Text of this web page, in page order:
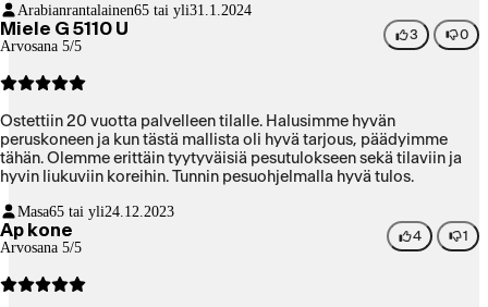
pesutulos on kaikkein paras. Lisäilo oli, kun koneen mukana tuli
(kerrankin!) hyvällä suomenkielellä tehty selkeä kirjallinen opas.
Arabianrantalainen65 tai yli31.1.2024
Miele G 5110 U
Arvosana 5/5
3 0
Ostettiin 20 vuotta palvelleen tilalle. Halusimme hyvän
peruskoneen ja kun tästä mallista oli hyvä tarjous, päädyimme
tähän. Olemme erittäin tyytyväisiä pesutulokseen sekä tilaviin ja
hyvin liukuviin koreihin. Tunnin pesuohjelmalla hyvä tulos.
Masa65 tai yli24.12.2023
Ap kone
Arvosana 5/5
4 1